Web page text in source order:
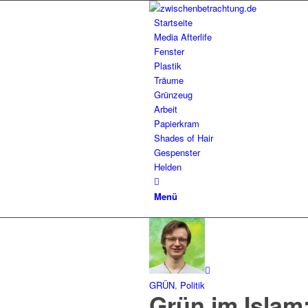
Startseite
Media Afterlife
Fenster
Plastik
Träume
Grünzeug
Arbeit
Papierkram
Shades of Hair
Gespenster
Helden
Menü
GRÜN, Politik